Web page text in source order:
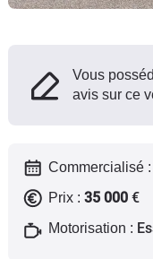
Moto
Vous
avis sur ce
Commercialisé
Prix : 35 000 €
Motorisation :